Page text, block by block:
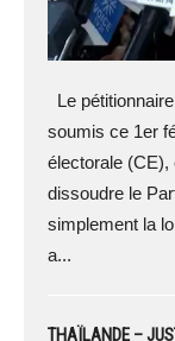
Le
soumis ce 1er
électorale (CE),
dissoudre le
simplement la
a...
THAÏLANDE –